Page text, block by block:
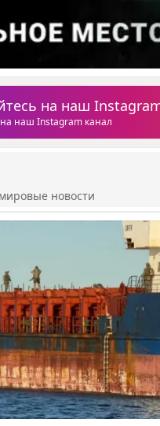
на наш
наш Instagram канал
новости